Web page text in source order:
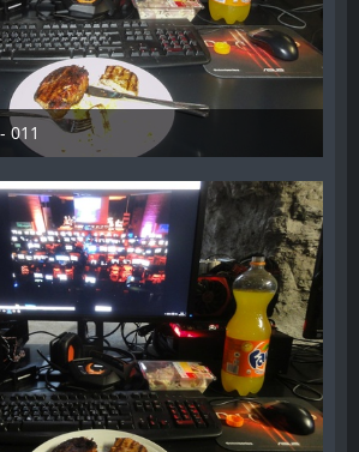
011